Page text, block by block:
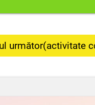
următor(activitate